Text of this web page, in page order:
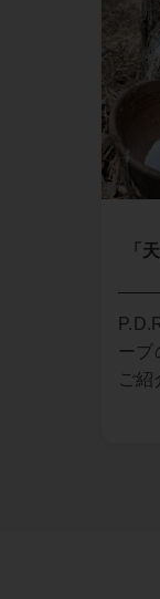
「
ーブ
ご紹